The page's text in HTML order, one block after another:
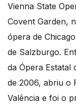
Vienna State
Covent Garden,
ópera de
de Salzburgo.
da Ópera Estatal
de 2006, abriu o
Valência e foi o